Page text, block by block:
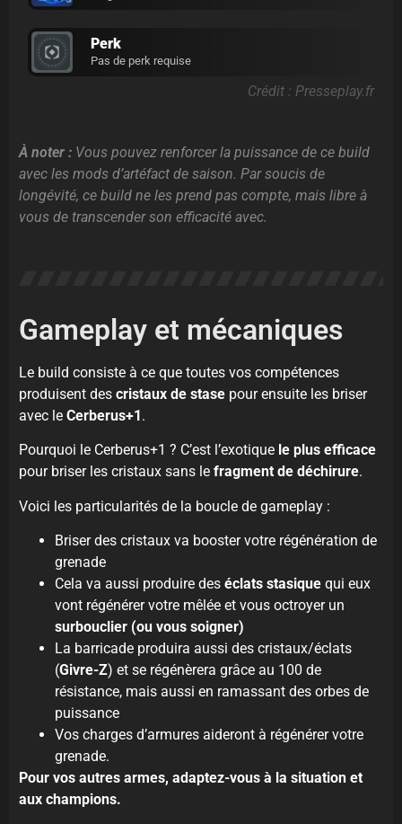
Perk
Pas de perk requise
Crédit : Presseplay.fr
À noter : Vous pouvez renforcer la puissance de ce build
avec les mods d’artéfact de saison. Par soucis de
longévité, ce build ne les prend pas compte, mais libre à
vous de transcender son efficacité avec.
Gameplay et mécaniques
Le build consiste à ce que toutes vos compétences
produisent des cristaux de stase pour ensuite les briser
avec le Cerberus+1.
Pourquoi le Cerberus+1 ? C’est l’exotique le plus efficace
pour briser les cristaux sans le fragment de déchirure.
Voici les particularités de la boucle de gameplay :
Briser des cristaux va booster votre régénération de
grenade
Cela va aussi produire des éclats stasique qui eux
vont régénérer votre mêlée et vous octroyer un
surbouclier (ou vous soigner)
La barricade produira aussi des cristaux/éclats
(Givre-Z) et se régénèrera grâce au 100 de
résistance, mais aussi en ramassant des orbes de
puissance
Vos charges d’armures aideront à régénérer votre
grenade.
Pour vos autres armes, adaptez-vous à la situation et
aux champions.